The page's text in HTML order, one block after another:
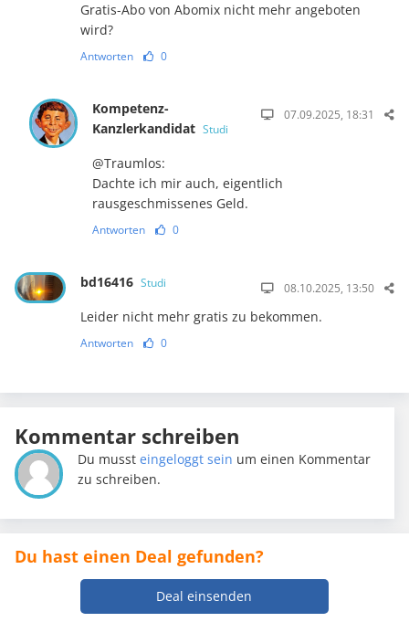
Gratis-Abo von Abomix nicht mehr angeboten
wird?
Antworten 0
Kompetenz-
Kanzlerkandidat Studi
07.09.2025, 18:31
@Traumlos:
Dachte ich mir auch, eigentlich
rausgeschmissenes Geld.
Antworten 0
bd16416 Studi 08.10.2025, 13:50
Leider nicht mehr gratis zu bekommen.
Antworten 0
Kommentar schreiben
Du mussteingeloggt sein um einen Kommentar
zu schreiben.
Du hast einen Deal gefunden?
Deal einsenden